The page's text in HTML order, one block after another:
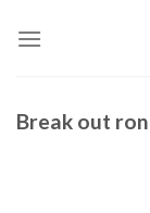
Break out